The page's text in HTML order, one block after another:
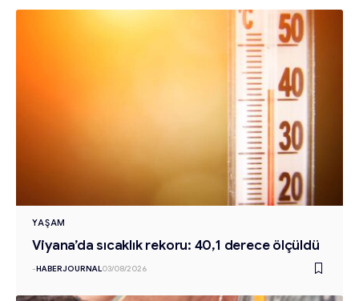
YAŞAM
Viyana’da sıcaklık rekoru: 40,1 derece ölçüldü
-HABERJOURNAL03/08/2026